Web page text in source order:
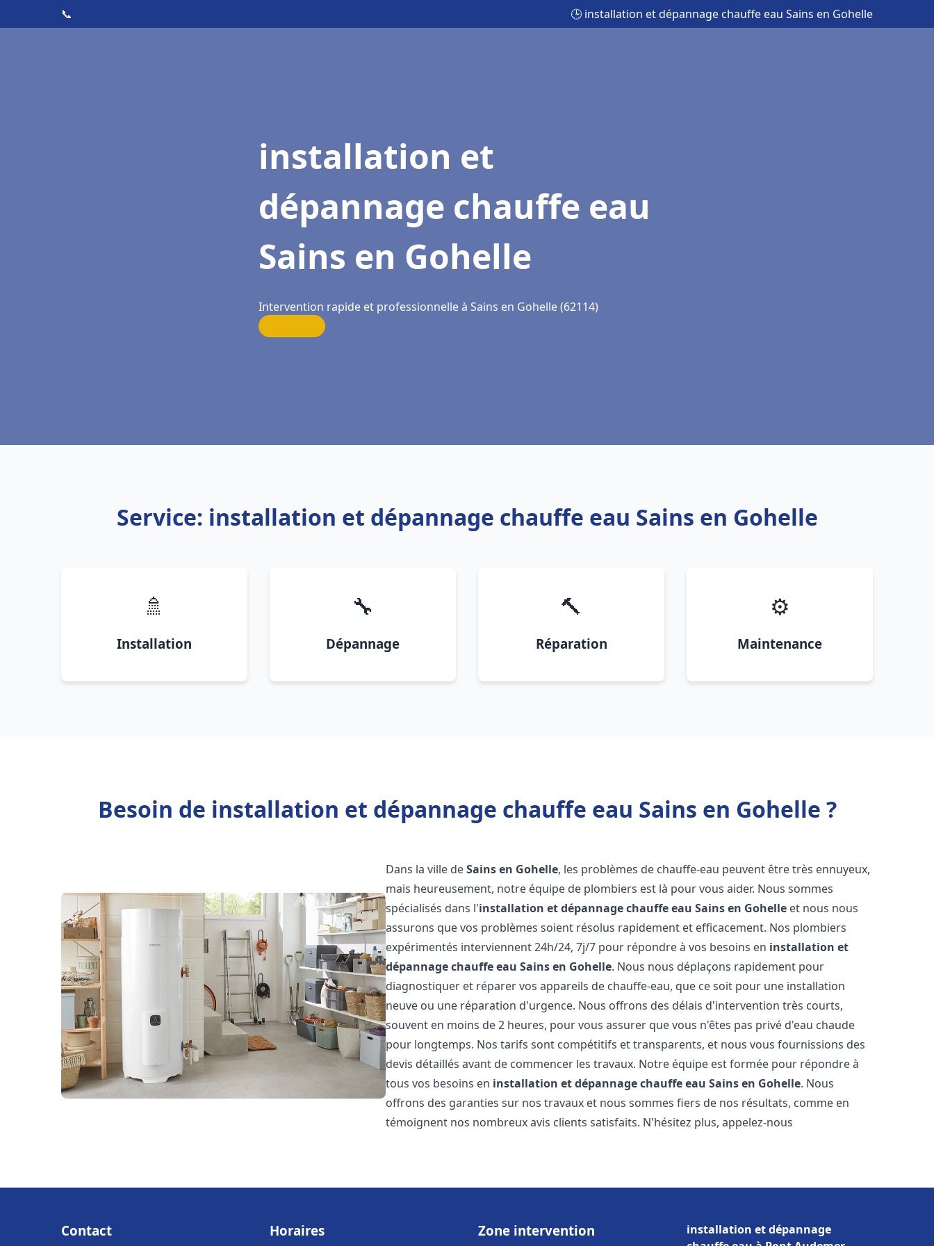
📞 🕒 installation et dépannage chauffe eau Sains en Gohelle
installation et
dépannage chauffe eau
Sains en Gohelle
Intervention rapide et professionnelle à Sains en Gohelle (62114)
Service: installation et dépannage chauffe eau Sains en Gohelle
🚿
Installation
🔧
Dépannage
🔨
Réparation
⚙️
Maintenance
Besoin de installation et dépannage chauffe eau Sains en Gohelle ?
Dans la ville deSains en Gohelle, les problèmes de chauffe-eau peuvent être très ennuyeux,
mais heureusement, notre équipe de plombiers est là pour vous aider. Nous sommes
spécialisés dans l'installation et dépannage chauffe eau Sains en Gohelle et nous nous
assurons que vos problèmes soient résolus rapidement et efficacement. Nos plombiers
expérimentés interviennent 24h/24, 7j/7 pour répondre à vos besoins en installation et
dépannage chauffe eau Sains en Gohelle. Nous nous déplaçons rapidement pour
diagnostiquer et réparer vos appareils de chauffe-eau, que ce soit pour une installation
neuve ou une réparation d'urgence. Nous offrons des délais d'intervention très courts,
souvent en moins de 2 heures, pour vous assurer que vous n'êtes pas privé d'eau chaude
pour longtemps. Nos tarifs sont compétitifs et transparents, et nous vous fournissions des
devis détaillés avant de commencer les travaux. Notre équipe est formée pour répondre à
tous vos besoins en installation et dépannage chauffe eau Sains en Gohelle. Nous
offrons des garanties sur nos travaux et nous sommes fiers de nos résultats, comme en
témoignent nos nombreux avis clients satisfaits. N'hésitez plus, appelez-nous
Contact Horaires Zone intervention
installation et dépannage